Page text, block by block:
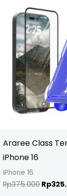
Araree Class
iPhone 16
iPhone 16
Rp375.000
was:
Rp